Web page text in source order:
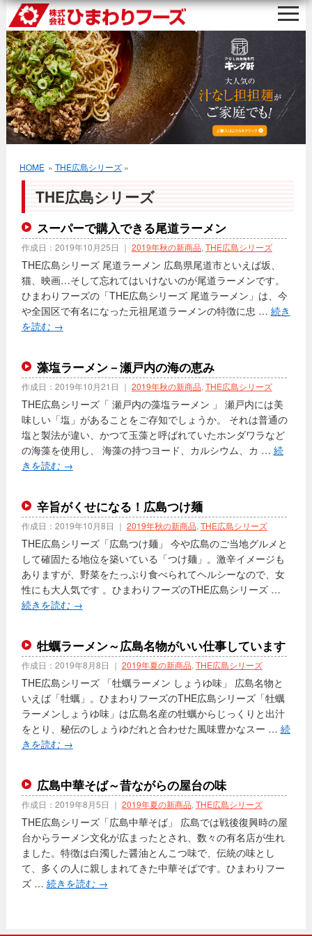
HOME » THE広島シリーズ»
THE広島シリーズ
スーパーで購入できる尾道ラーメン
作成日： 2019年10月25日 ｜ 2019年秋の新商品, THE広島シリーズ
THE広島シリーズ 尾道ラーメン 広島県尾道市といえば坂、
猫、映画…そして忘れてはいけないのが尾道ラーメンです。
ひまわりフーズの「THE広島シリーズ 尾道ラーメン」は、今
や全国区で有名になった元祖尾道ラーメンの特徴に忠 … 続き
を読む →
藻塩ラーメン－瀬戸内の海の恵み
作成日： 2019年10月21日 ｜ 2019年秋の新商品, THE広島シリーズ
THE広島シリーズ「 瀬戸内の藻塩ラーメン 」 瀬戸内には美
味しい「塩」があることをご存知でしょうか。 それは普通の
塩と製法が違い、かつて玉藻と呼ばれていたホンダワラなど
の海藻を使用し、 海藻の持つヨード、カルシウム、カ … 続
きを読む →
辛旨がくせになる！広島つけ麺
作成日： 2019年10月8日 ｜ 2019年秋の新商品, THE広島シリーズ
THE広島シリーズ「広島つけ麺」 今や広島のご当地グルメと
して確固たる地位を築いている「つけ麺」。激辛イメージも
ありますが、野菜をたっぷり食べられてヘルシーなので、女
性にも大人気です 。ひまわりフーズのTHE広島シリーズ …
続きを読む →
牡蠣ラーメン～広島名物がいい仕事しています
作成日： 2019年8月8日 ｜ 2019年夏の新商品, THE広島シリーズ
THE広島シリーズ 「牡蠣ラーメン しょうゆ味」 広島名物と
いえば「牡蠣」。ひまわりフーズのTHE広島シリーズ「牡蠣
ラーメンしょうゆ味」は広島名産の牡蠣からじっくりと出汁
をとり、秘伝のしょうゆだれと合わせた風味豊かなスー … 続
きを読む →
広島中華そば～昔ながらの屋台の味
作成日： 2019年8月5日 ｜ 2019年夏の新商品, THE広島シリーズ
THE広島シリーズ「広島中華そば」 広島では戦後復興時の屋
台からラーメン文化が広まったとされ、数々の有名店が生れ
ました。特徴は白濁した醤油とんこつ味で、伝統の味とし
て、多くの人に親しまれてきた中華そばです。ひまわりフー
ズ … 続きを読む →